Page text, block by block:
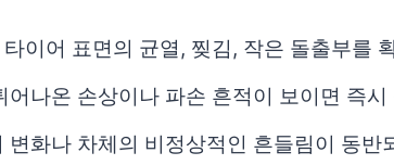
이어 표면의 균열, 찢김, 작은 돌출부를
어나온 손상이나 파손 흔적이 보이면 즉
변화나 차체의 비정상적인 흔들림이 동